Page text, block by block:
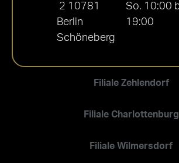
Filiale Zehlendorf
Filiale Charlottenburg
Filiale Wilmersdorf
2 10781
Berlin
Schöneberg
So. 10:00
19:00